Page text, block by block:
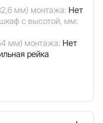
мм) монтажа: Нет
с высотой, мм:
мм) монтажа: Нет
рейка